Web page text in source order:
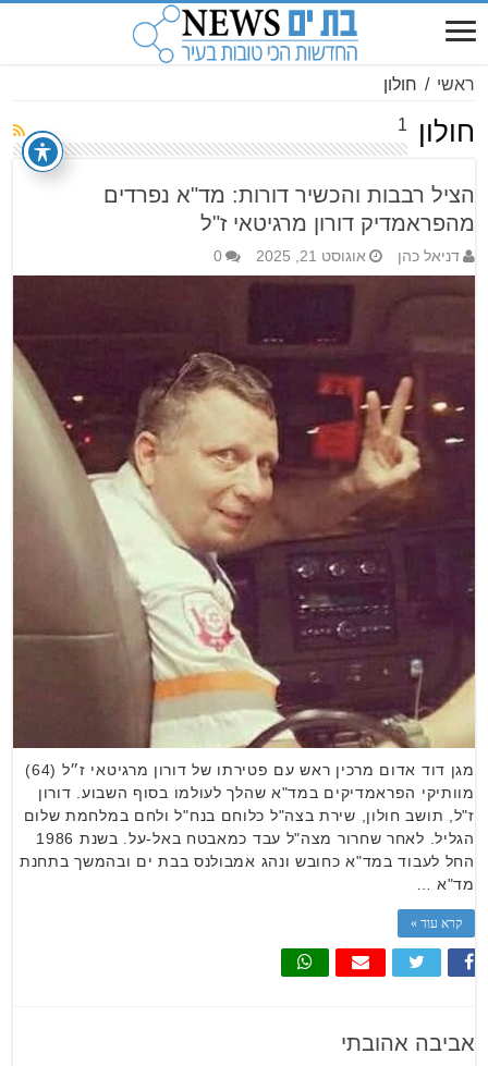
ראשי / חולון
1 חולון
הציל רבבות והכשיר דורות: מד"א נפרדים
מהפראמדיק דורון מרגיטאי ז"ל
דניאל כהן אוגוסט 21, 2025 0
מגן דוד אדום מרכין ראש עם פטירתו של דורון מרגיטאי ז״ל (64)
מוותיקי הפראמדיקים במד"א שהלך לעולמו בסוף השבוע. דורון
ז"ל, תושב חולון, שירת בצה"ל כלוחם בנח"ל ולחם במלחמת שלום
הגליל. לאחר שחרור מצה"ל עבד כמאבטח באל-על. בשנת 1986
החל לעבוד במד"א כחובש ונהג אמבולנס בבת ים ובהמשך בתחנת
מד"א …
קרא עוד »
אביבה אהובתי